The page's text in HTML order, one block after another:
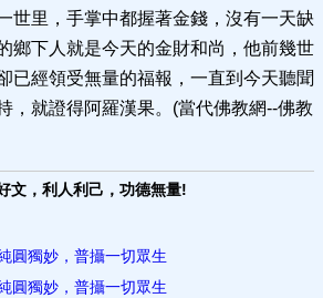
世里，手掌中都握著金錢，沒有一天缺
鄉下人就是今天的金財和尚，他前幾世
已經領受無量的福報，一直到今天聽聞
，就證得阿羅漢果。(當代佛教網--佛教
文，利人利己，功德無量!
圓獨妙，普攝一切眾生
圓獨妙，普攝一切眾生